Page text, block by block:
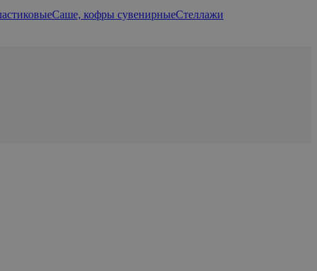
Саше, кофры сувенирныеСтеллажи